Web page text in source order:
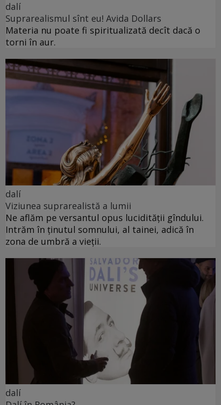
dalí
Suprarealismul sînt eu! Avida Dollars
Materia nu poate fi spiritualizată decît dacă o
torni în aur.
dalí
Viziunea suprarealistă a lumii
Ne aflăm pe versantul opus lucidității gîndului.
Intrăm în ținutul somnului, al tainei, adică în
zona de umbră a vieții.
dalí